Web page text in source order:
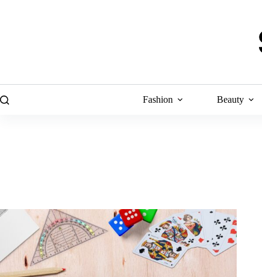
Fashion Beauty